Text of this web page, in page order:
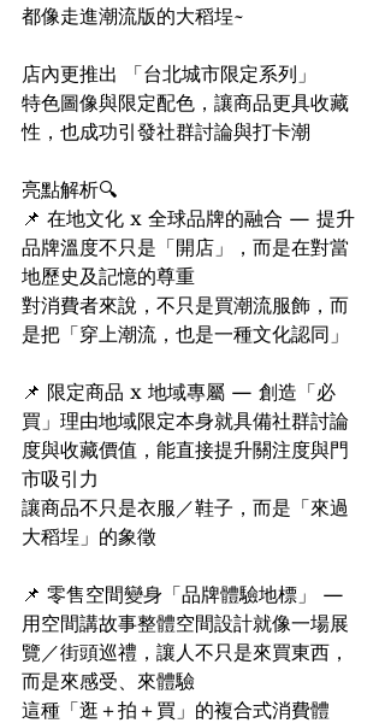
都像走進潮流版的大稻埕~
店內更推出 「台北城市限定系列」
特色圖像與限定配色，讓商品更具收藏
性，也成功引發社群討論與打卡潮
亮點解析🔍
📌 在地文化 x 全球品牌的融合 — 提升
品牌溫度不只是「開店」，而是在對當
地歷史及記憶的尊重
對消費者來說，不只是買潮流服飾，而
是把「穿上潮流，也是一種文化認同」
📌 限定商品 x 地域專屬 — 創造「必
買」理由地域限定本身就具備社群討論
度與收藏價值，能直接提升關注度與門
市吸引力
讓商品不只是衣服／鞋子，而是「來過
大稻埕」的象徵
📌 零售空間變身「品牌體驗地標」 —
用空間講故事整體空間設計就像一場展
覽／街頭巡禮，讓人不只是來買東西，
而是來感受、來體驗
這種「逛＋拍＋買」的複合式消費體